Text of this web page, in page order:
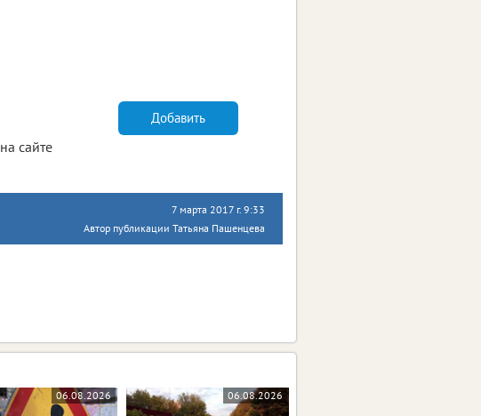
сайте
Добавить
7 марта 2017 г. 9:33
Автор публикации Татьяна Пашенцева
06.08.2026 06.08.2026